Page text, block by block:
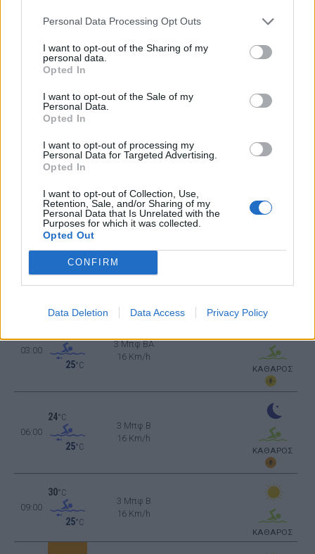
Personal Data Processing Opt Outs
I want to opt-out of the Sharing of my
personal data.
Opted In
I want to opt-out of the Sale of my
Personal Data.
Opted In
I want to opt-out of processing my
Personal Data for Targeted Advertising.
Opted In
I want to opt-out of Collection, Use,
Retention, Sale, and/or Sharing of my
Personal Data that Is Unrelated with the
Purposes for which it was collected.
Opted Out
CONFIRM
Data Deletion Data Access Privacy Policy
25°C
24 Km/h
37°C
ΚΑΘΑΡΟΣ
31°C
25°C
16 Km/h
ΚΑΘΑΡΟΣ
ΤΕΤΑΡΤΗ12 ΑΥΓΟΥΣΤΟΥ Ανατολή: 06:23 - Δύση 20:20
00:00
03:00
25°C
3 Μπφ BA
16 Km/h
ΚΑΘΑΡΟΣ
06:00
24°C
25°C
3 Μπφ B
16 Km/h
ΚΑΘΑΡΟΣ
09:00
30°C
25°C
3 Μπφ B
16 Km/h
ΚΑΘΑΡΟΣ